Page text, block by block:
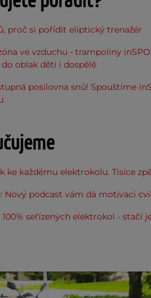
proč si pořídit eliptický trenažér
ve vzduchu - trampolíny
oblak děti i dospělé
posilovna snů! Spouštíme
ke každému elektrokolu. Tisíce
Nový podcast vám dá motivaci
100% seřízených elektrokol - stačí